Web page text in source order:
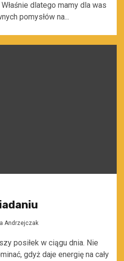
dlatego mamy dla was
pomysłów na...
Andrzejczak
posiłek w ciągu dnia. Nie
gdyż daje energię na cały